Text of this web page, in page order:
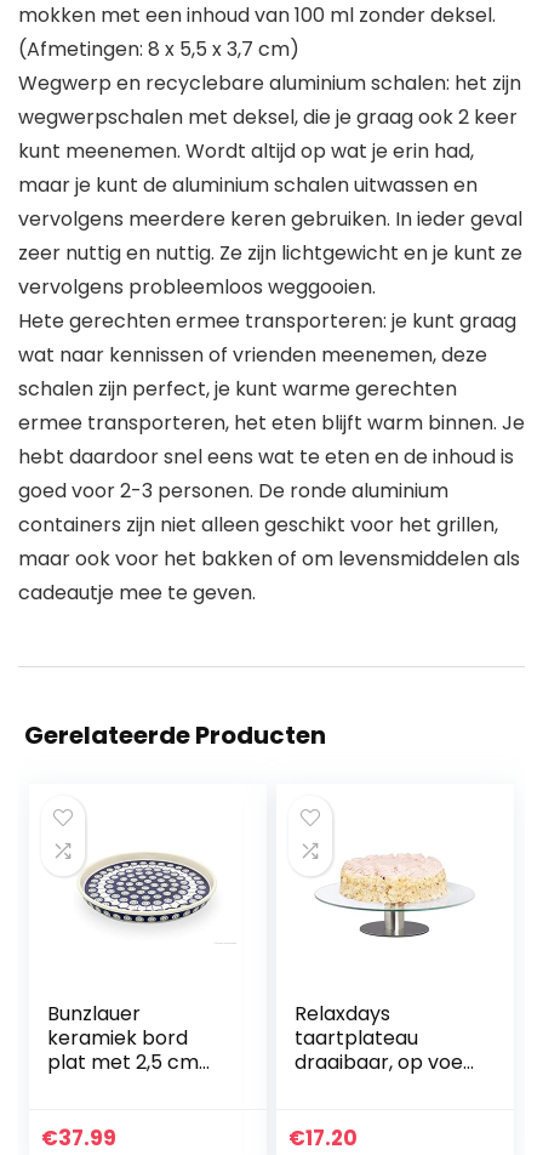
mokken met een inhoud van 100 ml zonder deksel.
(Afmetingen: 8 x 5,5 x 3,7 cm)
Wegwerp en recyclebare aluminium schalen: het zijn
wegwerpschalen met deksel, die je graag ook 2 keer
kunt meenemen. Wordt altijd op wat je erin had,
maar je kunt de aluminium schalen uitwassen en
vervolgens meerdere keren gebruiken. In ieder geval
zeer nuttig en nuttig. Ze zijn lichtgewicht en je kunt ze
vervolgens probleemloos weggooien.
Hete gerechten ermee transporteren: je kunt graag
wat naar kennissen of vrienden meenemen, deze
schalen zijn perfect, je kunt warme gerechten
ermee transporteren, het eten blijft warm binnen. Je
hebt daardoor snel eens wat te eten en de inhoud is
goed voor 2-3 personen. De ronde aluminium
containers zijn niet alleen geschikt voor het grillen,
maar ook voor het bakken of om levensmiddelen als
cadeautje mee te geven.
Gerelateerde Producten
Bunzlauer
keramiek bord
plat met 2,5 cm
€37.99
Relaxdays
taartplateau
draaibaar, op voet,
staal, glazen
€17.20